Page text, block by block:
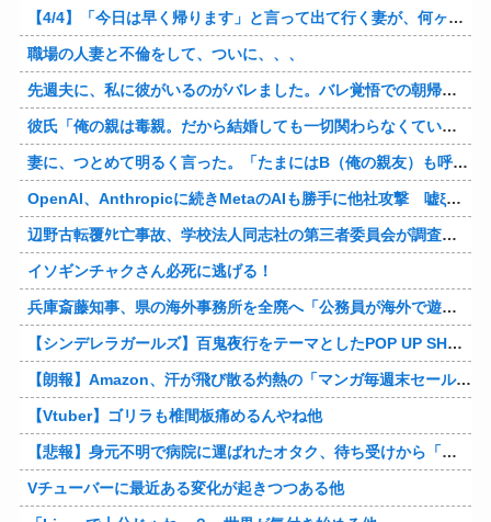
【4/4】「今日は早く帰ります」と言って出て行く妻が、何ヶ月ぶりだろう、見送る私に振り返って手を振っている。罪のなせる気持ちの表れなのか。今日の午後調査員から連絡が入る…
職場の人妻と不倫をして、ついに、、、
先週夫に、私に彼がいるのがバレました。バレ覚悟での朝帰りでしたが・・・ 私は意志を持って彼に抱かれました。その時にはもう結婚生活を終わりにする覚悟が出来ていました。
彼氏「俺の親は毒親。だから結婚しても一切関わらなくていい」私「うん」彼氏「そのかわり俺もお前の親と一切関わらない。結婚の挨拶にも行かない」私「えっ」
妻に、つとめて明るく言った。「たまにはB（俺の親友）も呼んで家で鍋でもしようか。」妻は箸を持つ手をブルブル震わせながら「何でBさんなの？」と。お前の浮気相手だからだよ！！
OpenAI、Anthropicに続きMetaのAIも勝手に他社攻撃 嘘ξけど何これ流行ってんの？
辺野古転覆ﾀﾋ亡事故、学校法人同志社の第三者委員会が調査報告書を公表 … 安全配慮義務違反や安全管理に関する検証を妨げた組織風土の存在を指摘
イソギンチャクさん必死に逃げる！
兵庫斎藤知事、県の海外事務所を全廃へ「公務員が海外で遊ぶためにあるだけ」
【シンデレラガールズ】百鬼夜行をテーマとしたPOP UP SHOPが東京・大阪にて開催
【朗報】Amazon、汗が飛び散る灼熱の「マンガ毎週末セール（50%還元）」を開催！他
【Vtuber】ゴリラも椎間板痛めるんやね他
【悲報】身元不明で病院に運ばれたオタク、待ち受けから「ラブライブ」と呼ばれるｗｗｗｗ他
Vチューバーに最近ある変化が起きつつある他